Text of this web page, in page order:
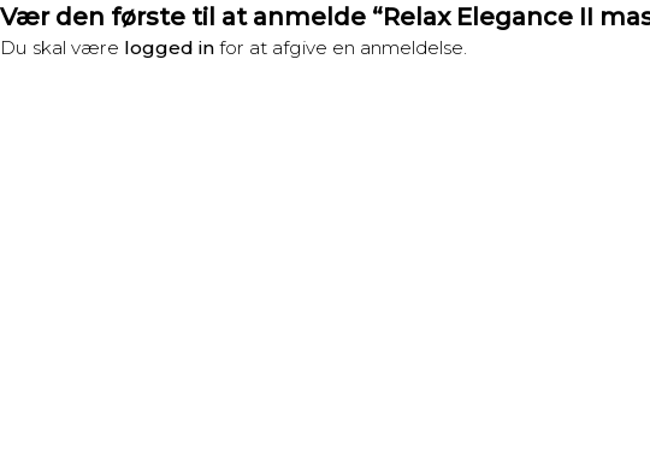
Vær den første til at anmelde “Relax Elegance II
Du skal være logged in for at afgive en anmeldelse.